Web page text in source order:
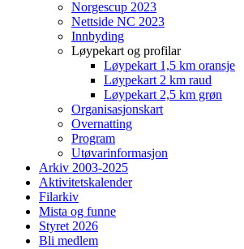
Norgescup 2023
Nettside NC 2023
Innbyding
Løypekart og profilar
Løypekart 1,5 km oransje
Løypekart 2 km raud
Løypekart 2,5 km grøn
Organisasjonskart
Overnatting
Program
Utøvarinformasjon
Arkiv 2003-2025
Aktivitetskalender
Filarkiv
Mista og funne
Styret 2026
Bli medlem